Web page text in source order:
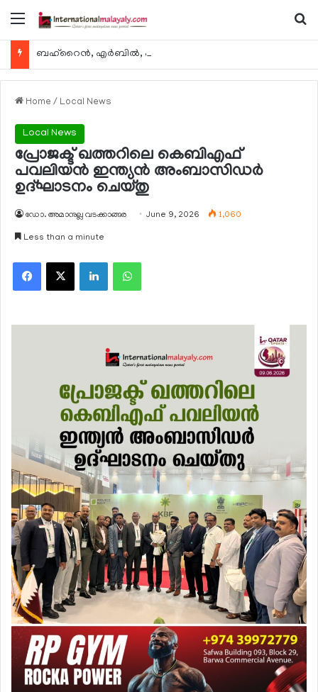
Menu
Home / Local News
Local News
പ്രോജക്ട് ഖത്തറിലെ കെബിഎഫ്
പവലിയന്‍ ഇന്ത്യന്‍ അംബാസിഡര്‍
ഉദ്ഘാടനം ചെയ്തു
ഡോ. അമാനുല്ല വടക്കാങ്ങര June 9, 2026 1,060
Less than a minute
Facebook
X LinkedInWhatsApp